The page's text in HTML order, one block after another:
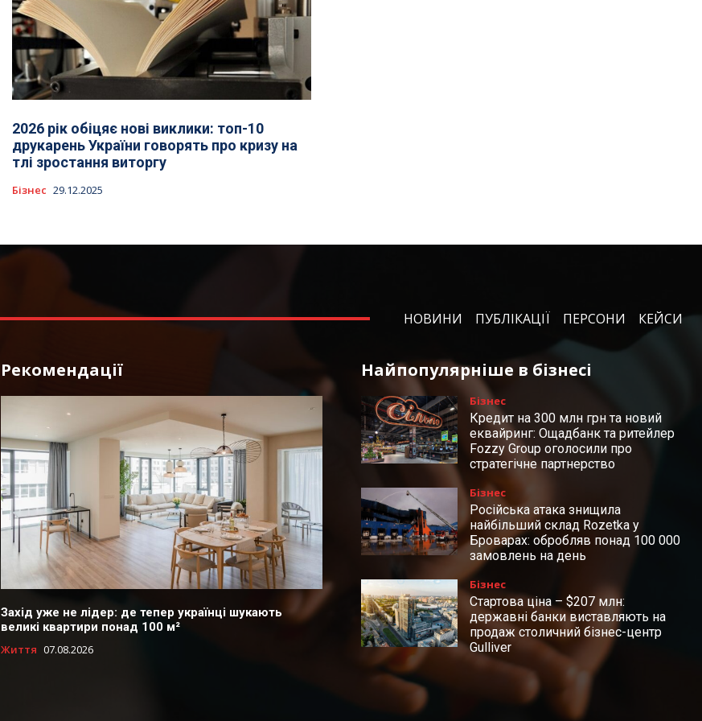
2026 рік обіцяє нові виклики: топ-10
друкарень України говорять про кризу на
тлі зростання виторгу
Бізнес 29.12.2025
НОВИНИ ПУБЛІКАЦІЇ ПЕРСОНИ КЕЙСИ
Рекомендації
Захід уже не лідер: де тепер українці шукають
великі квартири понад 100 м²
Життя 07.08.2026
Найпопулярніше в бізнесі
Бізнес
Кредит на 300 млн грн та новий
еквайринг: Ощадбанк та ритейлер
Fozzy Group оголосили про
стратегічне партнерство
Бізнес
Російська атака знищила
найбільший склад Rozetka у
Броварах: обробляв понад 100 000
замовлень на день
Бізнес
Стартова ціна – $207 млн:
державні банки виставляють на
продаж столичний бізнес-центр
Gulliver